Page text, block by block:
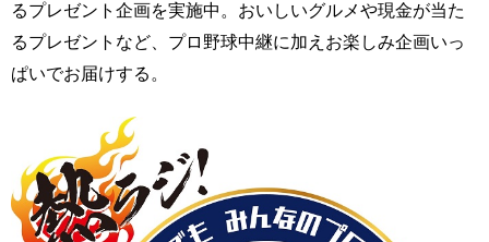
るプレゼント企画を実施中。おいしいグルメや現金が当た
るプレゼントなど、プロ野球中継に加えお楽しみ企画いっ
ぱいでお届けする。